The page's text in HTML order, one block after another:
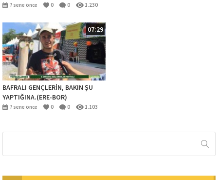
7 sene önce 0 0 1.230
07:29
BAFRALI GENÇLERİN, BAKIN ŞU
YAPTIĞINA.(ERE-BOR)
7 sene önce 0 0 1.103